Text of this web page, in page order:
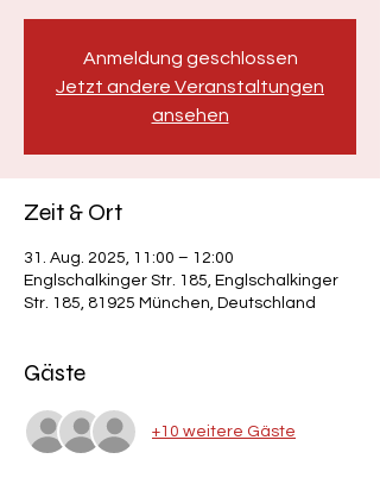
Anmeldung geschlossen
Jetzt andere Veranstaltungen
ansehen
Zeit & Ort
31. Aug. 2025, 11:00 – 12:00
Englschalkinger Str. 185, Englschalkinger
Str. 185, 81925 München, Deutschland
Gäste
+10 weitere Gäste